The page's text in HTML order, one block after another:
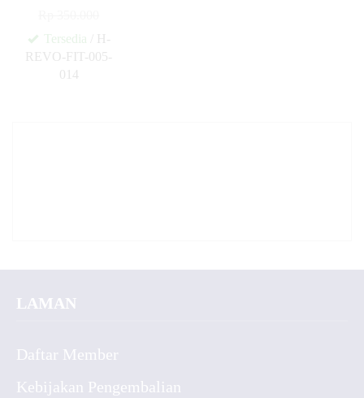
Tersedia / H-
REVO-FIT-005-
014
LAMAN
Daftar Member
Kebijakan Pengembalian